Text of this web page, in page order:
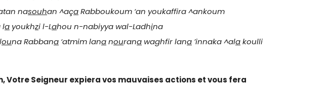
nasouhan ^açaRabboukoum ‘an youkaffira ^ankoum
la youkhzi l-Lahou n-nabiyya wal-Ladhina
louna Rabbana ‘atmim lananourana waghfir lana ’innaka ^alakoulli
Votre Seigneur expiera vos mauvaises actions et vous fera